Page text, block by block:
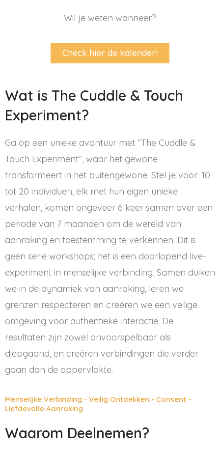
Wil je weten wanneer?
Check hier de kalender!
Wat is The Cuddle & Touch
Experiment?
Ga op een unieke avontuur met “The Cuddle &
Touch Experiment”, waar het gewone
transformeert in het buitengewone. Stel je voor: 10
tot 20 individuen, elk met hun eigen unieke
verhalen, komen ongeveer 6 keer samen over een
periode van 7 maanden om de wereld van
aanraking en toestemming te verkennen. Dit is
geen serie workshops; het is een doorlopend live-
experiment in menselijke verbinding. Samen duiken
we in de dynamiek van aanraking, leren we
grenzen respecteren en creëren we een veilige
omgeving voor authentieke interactie. De
resultaten zijn zowel onvoorspelbaar als
diepgaand, en creëren verbindingen die verder
gaan dan de oppervlakte.
Menselijke Verbinding - Veilig Ontdekken - Consent -
Liefdevolle Aanraking
Waarom Deelnemen?